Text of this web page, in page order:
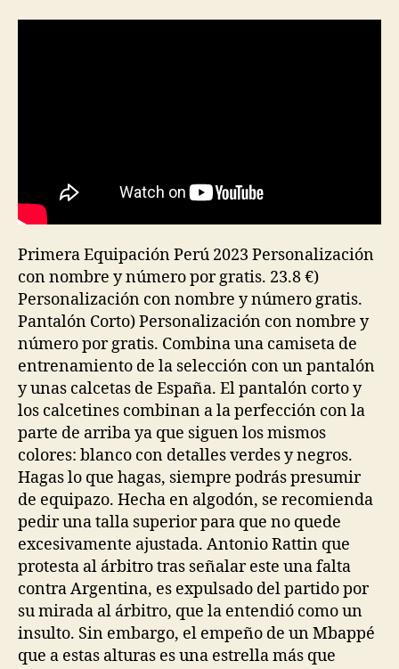
Primera Equipación Perú 2023 Personalización
con nombre y número por gratis. 23.8 €)
Personalización con nombre y número gratis.
Pantalón Corto) Personalización con nombre y
número por gratis. Combina una camiseta de
entrenamiento de la selección con un pantalón
y unas calcetas de España. El pantalón corto y
los calcetines combinan a la perfección con la
parte de arriba ya que siguen los mismos
colores: blanco con detalles verdes y negros.
Hagas lo que hagas, siempre podrás presumir
de equipazo. Hecha en algodón, se recomienda
pedir una talla superior para que no quede
excesivamente ajustada. Antonio Rattin que
protesta al árbitro tras señalar este una falta
contra Argentina, es expulsado del partido por
su mirada al árbitro, que la entendió como un
insulto. Sin embargo, el empeño de un Mbappé
que a estas alturas es una estrella más que